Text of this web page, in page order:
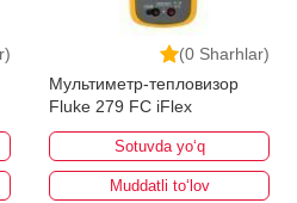
(0 Sharhlar)
Мультиметр-тепловизор
Fluke 279 FC iFlex
Sotuvda yo‘q
Muddatli to‘lov